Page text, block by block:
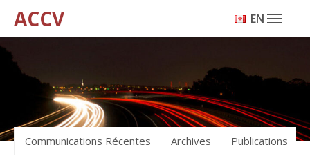
ACCV ENGLISH
Communications Récentes Archives Publications